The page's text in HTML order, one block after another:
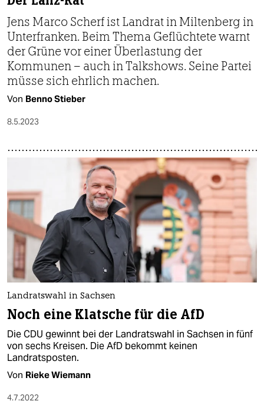
Jens Marco Scherf ist Landrat in Miltenberg in
Unterfranken. Beim Thema Geflüchtete warnt
der Grüne vor einer Überlastung der
Kommunen – auch in Talkshows. Seine Partei
müsse sich ehrlich machen.
Von Benno Stieber
8.5.2023
Landratswahl in Sachsen
Noch eine Klatsche für die AfD
Die CDU gewinnt bei der Landratswahl in Sachsen in fünf
von sechs Kreisen. Die AfD bekommt keinen
Landratsposten.
Von Rieke Wiemann
4.7.2022